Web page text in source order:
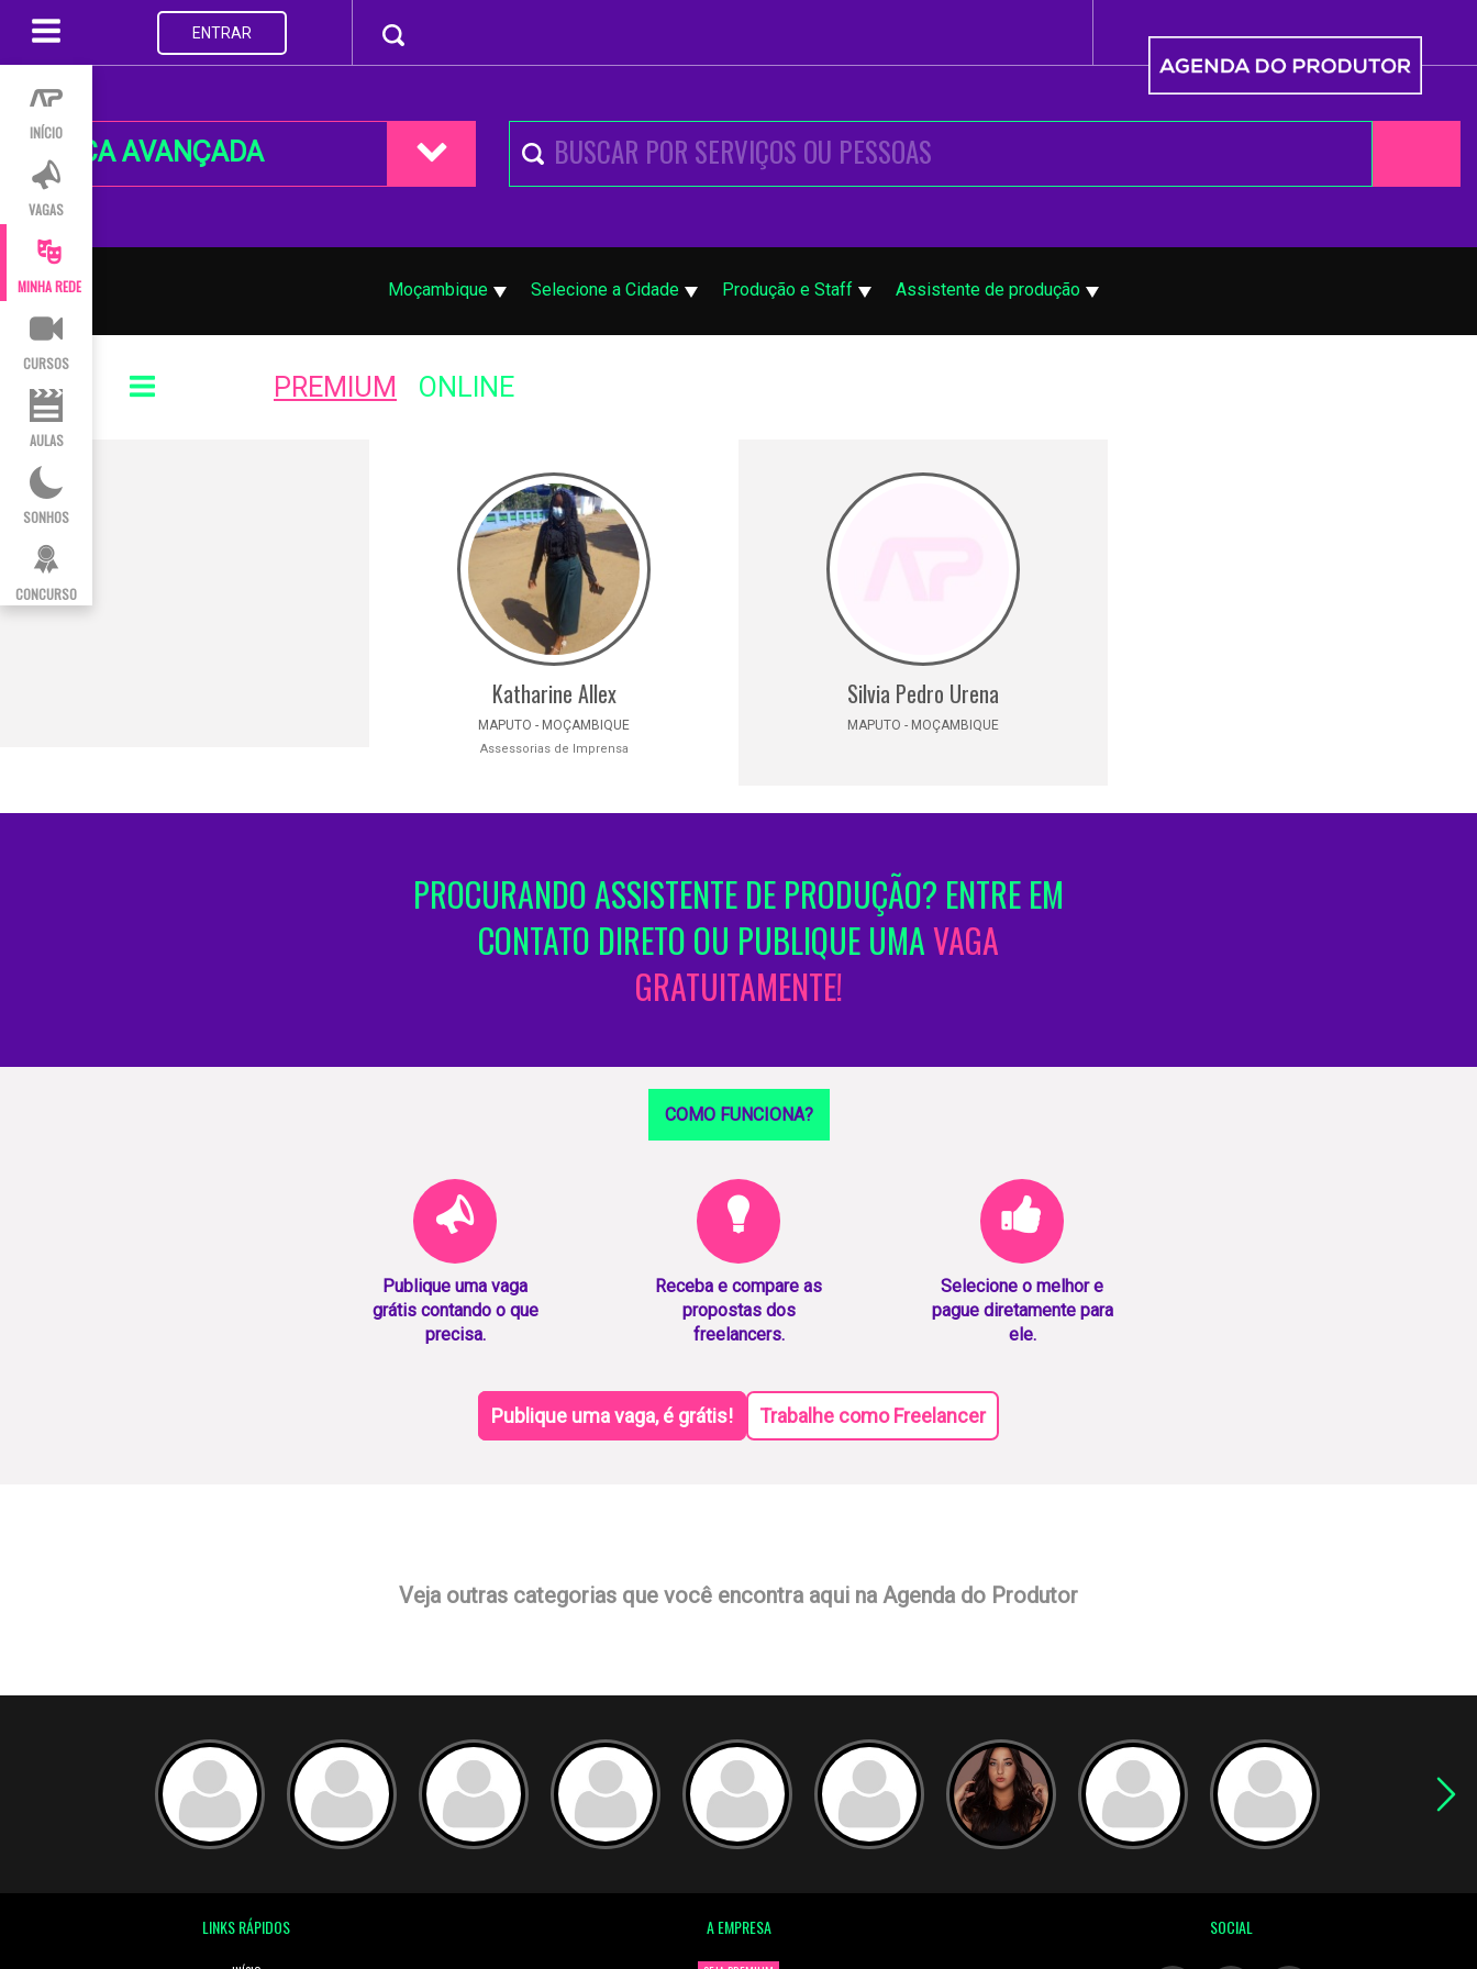
INÍCIO
VAGAS
MINHA REDE
CURSOS
AULAS
SONHOS
CONCURSO
ENTRAR
BUSCA AVANÇADA
Moçambique Selecione a Cidade Produção e Staff Assistente de produção
PREMIUM ONLINE
Katharine Allex
MAPUTO - MOÇAMBIQUE
Assessorias de Imprensa
Silvia Pedro Urena
MAPUTO - MOÇAMBIQUE
PROCURANDO ASSISTENTE DE PRODUÇÃO? ENTRE EM
CONTATO DIRETO OU PUBLIQUE UMAVAGA
GRATUITAMENTE!
COMO FUNCIONA?
Publique uma vaga
grátis contando o que
precisa.
Receba e compare as
propostas dos
freelancers.
Selecione o melhor e
pague diretamente para
ele.
Publique uma vaga, é grátis! Trabalhe como Freelancer
Veja outras categorias que você encontra aqui na Agenda do Produtor
LINKS RÁPIDOS A EMPRESA SOCIAL